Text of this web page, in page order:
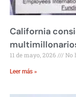
California
11 de mayo, 2026 No
Leer más »